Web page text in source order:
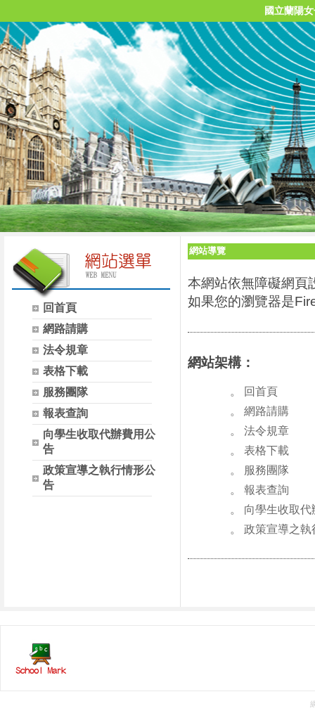
國立蘭陽
回首頁
網路請購
法令規章
表格下載
服務團隊
報表查詢
向學生收取代辦費用公
告
政策宣導之執行情形公
告
網站導覽
本網站依無障礙網頁
如果您的瀏覽器是
網站架構：
。 回首頁
。 網路請購
。 法令規章
。 表格下載
。 服務團隊
。 報表查詢
。 向學生收取
。 政策宣導之